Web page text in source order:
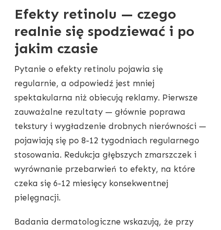
Efekty retinolu — czego
realnie się spodziewać i po
jakim czasie
Pytanie o efekty retinolu pojawia się
regularnie, a odpowiedź jest mniej
spektakularna niż obiecują reklamy. Pierwsze
zauważalne rezultaty — głównie poprawa
tekstury i wygładzenie drobnych nierówności —
pojawiają się po 8-12 tygodniach regularnego
stosowania. Redukcja głębszych zmarszczek i
wyrównanie przebarwień to efekty, na które
czeka się 6-12 miesięcy konsekwentnej
pielęgnacji.
Badania dermatologiczne wskazują, że przy